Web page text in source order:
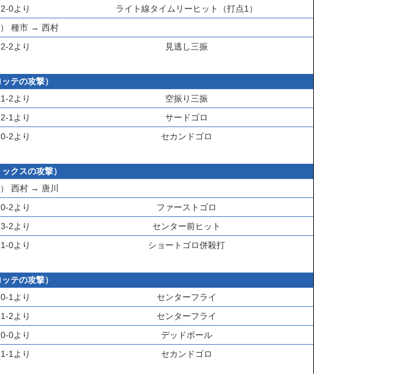
2-0より
ライト線タイムリーヒット（打点1）
種市 → 西村
2-2より 見逃し三振
テの攻撃）
1-2より
空振り三振
2-1より
サードゴロ
0-2より セカンドゴロ
クスの攻撃）
西村 → 唐川
0-2より
ファーストゴロ
3-2より
センター前ヒット
1-0より ショートゴロ併殺打
テの攻撃）
0-1より
センターフライ
1-2より
センターフライ
0-0より
デッドボール
1-1より セカンドゴロ